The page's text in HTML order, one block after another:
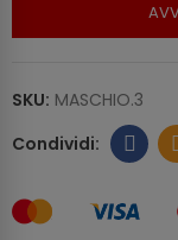
SKU: MASCHIO.3